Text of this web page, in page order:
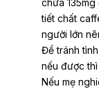
chứa
tiết chất
người lớn
Để tránh
nếu được
Nếu mẹ